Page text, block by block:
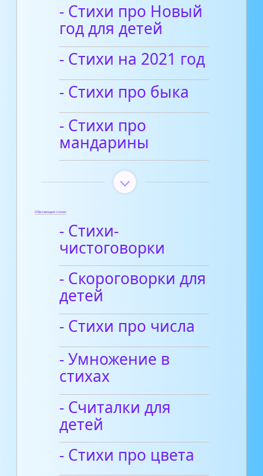
- Стихи про Новый
год для детей
- Стихи на 2021 год
- Cтихи про быка
- Стихи про
мандарины
Обучающие стихи
- Стихи-
чистоговорки
- Скороговорки для
детей
- Стихи про числа
- Умножение в
стихах
- Считалки для
детей
- Стихи про цвета